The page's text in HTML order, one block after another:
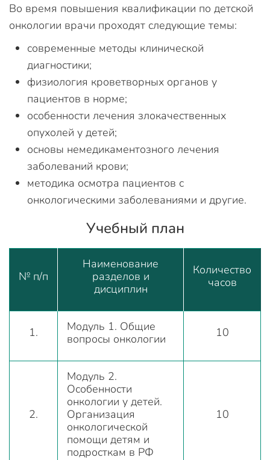
Во время повышения квалификации по детской
онкологии врачи проходят следующие темы:
современные методы клинической
диагностики;
физиология кроветворных органов у
пациентов в норме;
особенности лечения злокачественных
опухолей у детей;
основы немедикаментозного лечения
заболеваний крови;
методика осмотра пациентов с
онкологическими заболеваниями и другие.
Учебный план
№ п/п
Наименование
разделов и
дисциплин
Количество
часов
1.
Модуль 1. Общие
вопросы онкологии
10
2.
Модуль 2.
Особенности
онкологии у детей.
Организация
онкологической
помощи детям и
подросткам в РФ
10